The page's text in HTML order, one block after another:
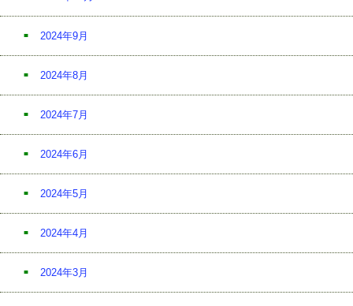
2024年9月
2024年8月
2024年7月
2024年6月
2024年5月
2024年4月
2024年3月